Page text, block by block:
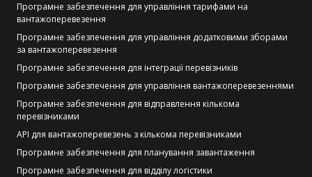
Програмне забезпечення для управління тарифами на
вантажоперевезення
Програмне забезпечення для управління додатковими зборами
за вантажоперевезення
Програмне забезпечення для інтеграції перевізників
Програмне забезпечення для управління вантажоперевезеннями
Програмне забезпечення для відправлення кількома
перевізниками
API для вантажоперевезень з кількома перевізниками
Програмне забезпечення для планування завантаження
Програмне забезпечення для відділу логістики